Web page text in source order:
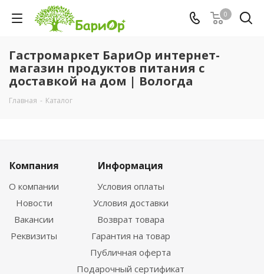
0
Гастромаркет БариОр интернет-
магазин продуктов питания с
доставкой на дом | Вологда
Главная - Каталог
Компания
О компании
Новости
Вакансии
Реквизиты
Информация
Условия оплаты
Условия доставки
Возврат товара
Гарантия на товар
Публичная оферта
Подарочный сертификат